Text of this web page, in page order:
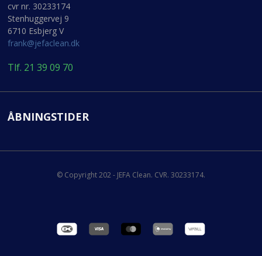
cvr nr. 30233174
Stenhuggervej 9
6710 Esbjerg V
frank@jefaclean.dk
Tlf. 21 39 09 70
ÅBNINGSTIDER
© Copyright 202 - JEFA Clean. CVR. 30233174.